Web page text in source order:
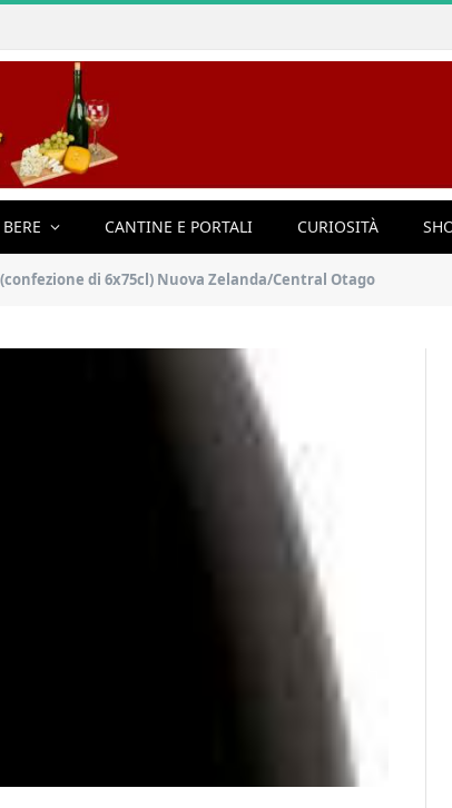
CANTINE E PORTALI CURIOSITÀ
(confezione di 6x75cl) Nuova Zelanda/Central Otago